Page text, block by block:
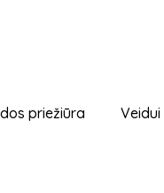
priežiūra Veidui